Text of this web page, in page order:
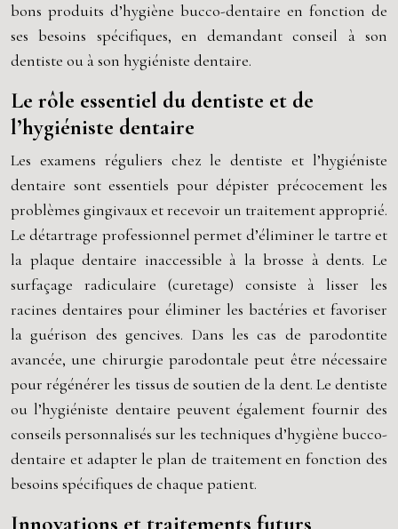
bons produits d’hygiène bucco-dentaire en fonction de
ses besoins spécifiques, en demandant conseil à son
dentiste ou à son hygiéniste dentaire.
Le rôle essentiel du dentiste et de
l’hygiéniste dentaire
Les examens réguliers chez le dentiste et l’hygiéniste
dentaire sont essentiels pour dépister précocement les
problèmes gingivaux et recevoir un traitement approprié.
Le détartrage professionnel permet d’éliminer le tartre et
la plaque dentaire inaccessible à la brosse à dents. Le
surfaçage radiculaire (curetage) consiste à lisser les
racines dentaires pour éliminer les bactéries et favoriser
la guérison des gencives. Dans les cas de parodontite
avancée, une chirurgie parodontale peut être nécessaire
pour régénérer les tissus de soutien de la dent. Le dentiste
ou l’hygiéniste dentaire peuvent également fournir des
conseils personnalisés sur les techniques d’hygiène bucco-
dentaire et adapter le plan de traitement en fonction des
besoins spécifiques de chaque patient.
Innovations et traitements futurs